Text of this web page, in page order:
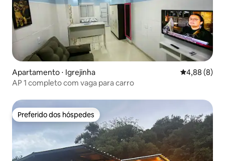
Apartamento ⋅ Igrejinha 4,88 de uma
4,88 (8)
AP 1 completo com vaga para carro
Preferido dos hóspedes
Preferido dos hóspedes